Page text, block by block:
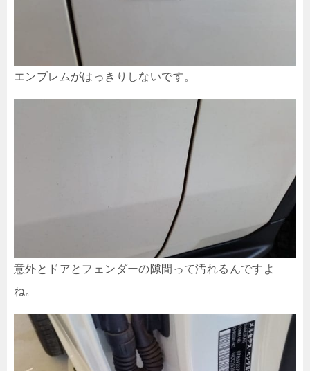
エンブレムがはっきりしないです。
意外とドアとフェンダーの隙間って汚れるんですよ
ね。